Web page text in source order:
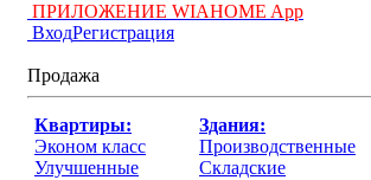
ПРИЛОЖЕНИЕ WIAHOME App
ВходРегистрация
Продажа
Квартиры:
Эконом класс
Улучшенные
Здания:
Производственные
Складские